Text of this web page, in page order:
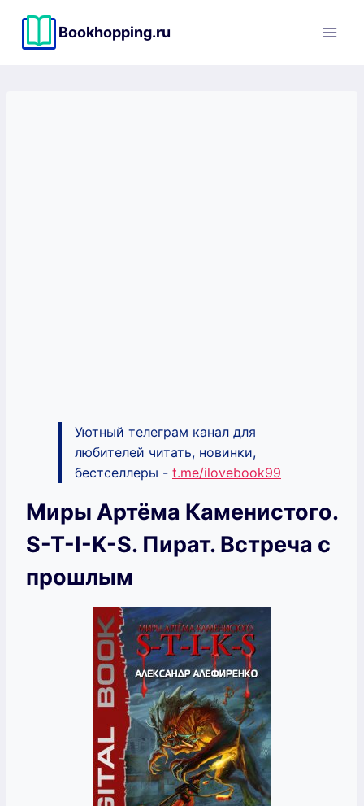
содержимому
Bookhopping.ru
Уютный телеграм канал для
любителей читать, новинки,
бестселлеры - t.me/ilovebook99
Миры Артёма Каменистого.
S-T-I-K-S. Пират. Встреча с
прошлым